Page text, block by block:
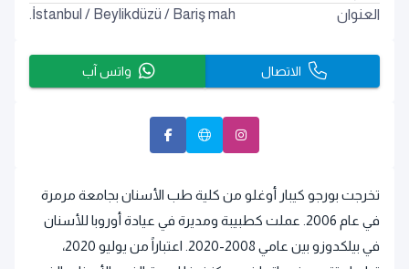
تخرجت بورجو كيبار أوغلو من كلية طب الأسنان بجامعة مرمرة
في عام 2006. عملت كطبيبة ومديرة في عيادة أوروبا للأسنان
في بيلكدوزو بين عامي 2008-2020. اعتباراً من يوليو 2020،
العنوان
İstanbul / Beylikdüzü / Bariş mah.
الاتصال واتس آب